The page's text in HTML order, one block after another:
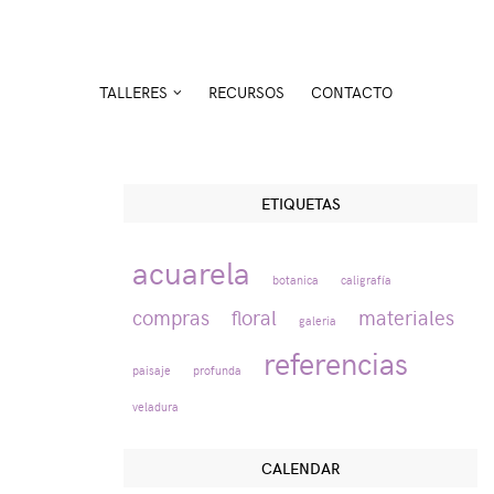
TALLERES RECURSOS CONTACTO
ETIQUETAS
acuarela botanica caligrafía
compras floral galeria materiales
paisaje profunda referencias
veladura
CALENDAR